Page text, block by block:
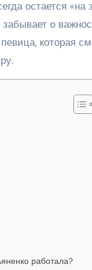
остается
забывает о
которая
работала?